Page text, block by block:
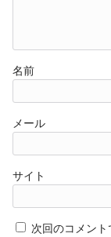
名前
メール
サイト
次回のコメン